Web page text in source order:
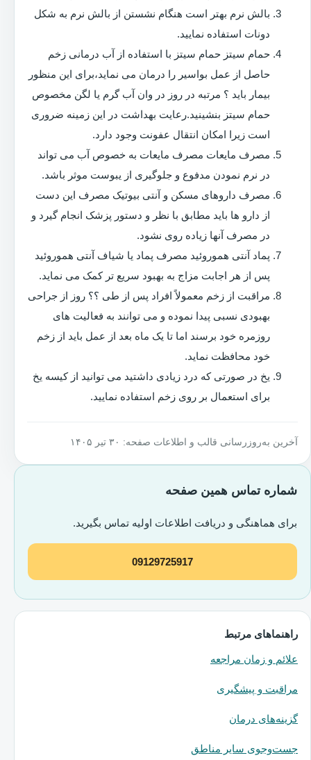
بالش نرم بهتر است هنگام نشستن از بالش نرم به شکل
دونات استفاده نمایید.
حمام سیتز حمام سیتز با استفاده از آب درمانی زخم
حاصل از عمل بواسیر را درمان می نماید،برای این منظور
بیمار باید ؟ مرتبه در روز در وان آب گرم یا لگن مخصوص
حمام سیتز بنشینید.رعایت بهداشت در این زمینه ضروری
است زیرا امکان انتقال عفونت وجود دارد.
مصرف مایعات مصرف مایعات به خصوص آب می تواند
در نرم نمودن مدفوع و جلوگیری از یبوست موثر باشد.
مصرف داروهای مسکن و آنتی بیوتیک مصرف این دست
از دارو ها باید مطابق با نظر و دستور پزشک انجام گیرد و
در مصرف آنها زیاده روی نشود.
پماد آنتی هموروئید مصرف پماد یا شیاف آنتی هموروئید
پس از هر اجابت مزاج به بهبود سریع تر کمک می نماید.
مراقبت از زخم معمولاً افراد پس از طی ؟؟ روز از جراحی
بهبودی نسبی پیدا نموده و می توانند به فعالیت های
روزمره خود برسند اما تا یک ماه بعد از عمل باید از زخم
خود محافظت نماید.
یخ در صورتی که درد زیادی داشتید می توانید از کیسه یخ
برای استعمال بر روی زخم استفاده نمایید.
آخرین به‌روزرسانی قالب و اطلاعات صفحه: ۳۰ تیر ۱۴۰۵
شماره تماس همین صفحه
برای هماهنگی و دریافت اطلاعات اولیه تماس بگیرید.
09129725917
راهنماهای مرتبط
علائم و زمان مراجعه
مراقبت و پیشگیری
گزینه‌های درمان
جست‌وجوی سایر مناطق